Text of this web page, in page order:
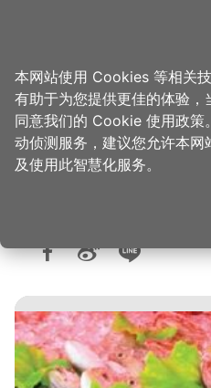
首页 > 想去的地方 > 美食、购物 >
全家活鱼餐
本网站使用 Cookies 等相关
有助于为您提供更佳的体验
同意我们的 Cookie 使用政策
动侦测服务，建议您允许本
及使用此智慧化服务。